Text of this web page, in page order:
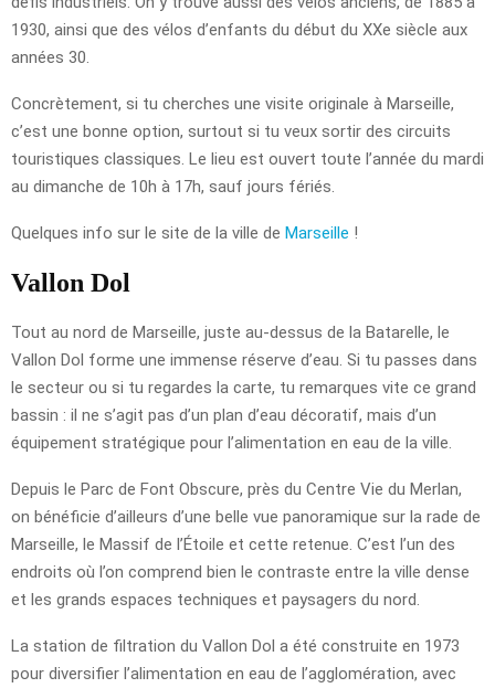
1930, ainsi que des vélos d’enfants du début du XXe siècle aux
années 30.
Concrètement, si tu cherches une visite originale à Marseille,
c’est une bonne option, surtout si tu veux sortir des circuits
touristiques classiques. Le lieu est ouvert toute l’année du mardi
au dimanche de 10h à 17h, sauf jours fériés.
Quelques info sur le site de la ville de Marseille !
Vallon Dol
Tout au nord de Marseille, juste au-dessus de la Batarelle, le
Vallon Dol forme une immense réserve d’eau. Si tu passes dans
le secteur ou si tu regardes la carte, tu remarques vite ce grand
bassin : il ne s’agit pas d’un plan d’eau décoratif, mais d’un
équipement stratégique pour l’alimentation en eau de la ville.
Depuis le Parc de Font Obscure, près du Centre Vie du Merlan,
on bénéficie d’ailleurs d’une belle vue panoramique sur la rade de
Marseille, le Massif de l’Étoile et cette retenue. C’est l’un des
endroits où l’on comprend bien le contraste entre la ville dense
et les grands espaces techniques et paysagers du nord.
La station de filtration du Vallon Dol a été construite en 1973
pour diversifier l’alimentation en eau de l’agglomération, avec